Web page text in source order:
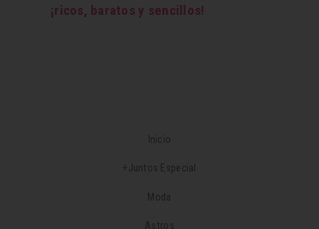
¡ricos, baratos y sencillos!
Inicio
+Juntos Especial
Moda
Astros